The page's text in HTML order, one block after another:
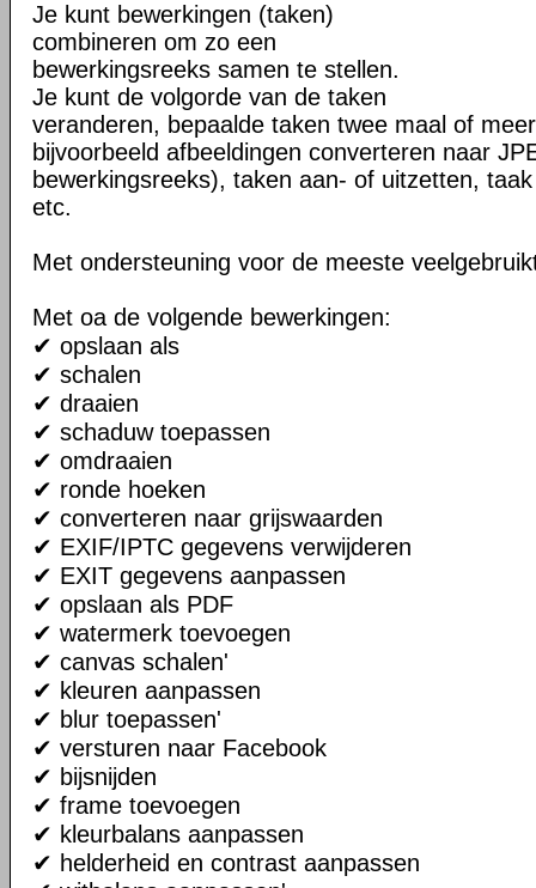
Je kunt bewerkingen (taken)
combineren om zo een
bewerkingsreeks samen te stellen.
Je kunt de volgorde van de taken
veranderen, bepaalde taken twee maal of
bijvoorbeeld afbeeldingen converteren naar
bewerkingsreeks), taken aan- of uitzetten,
etc.
Met ondersteuning voor de meeste
Met oa de volgende bewerkingen:
✔ opslaan als
✔ schalen
✔ draaien
✔ schaduw toepassen
✔ omdraaien
✔ ronde hoeken
✔ converteren naar grijswaarden
✔ EXIF/IPTC gegevens verwijderen
✔ EXIT gegevens aanpassen
✔ opslaan als PDF
✔ watermerk toevoegen
✔ canvas schalen'
✔ kleuren aanpassen
✔ blur toepassen'
✔ versturen naar Facebook
✔ bijsnijden
✔ frame toevoegen
✔ kleurbalans aanpassen
✔ helderheid en contrast aanpassen